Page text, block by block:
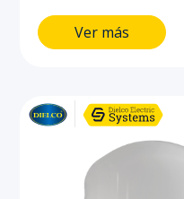
uniforme de luz.
hasta el 80% de
compactos
Ver más